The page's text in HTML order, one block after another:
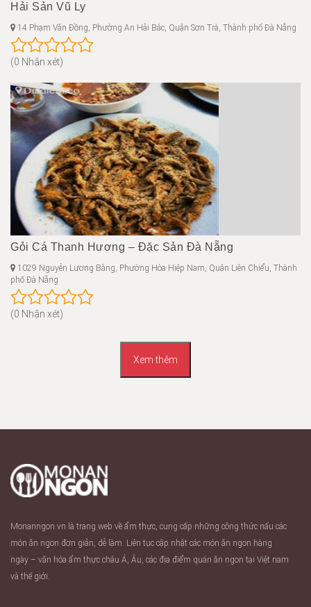
Hải Sản Vũ Ly
14 Phạm Văn Đồng, Phường An Hải Bắc, Quận Sơn Trà, Thành phố Đà Nẵng
(0 Nhận xét)
Gỏi Cá Thanh Hương – Đặc Sản Đà Nẵng
1029 Nguyễn Lương Bằng, Phường Hòa Hiệp Nam, Quận Liên Chiểu, Thành
phố Đà Nẵng
(0 Nhận xét)
Xem thêm
Monanngon.vn là trang web về ẩm thực, cung cấp những công thức nấu các
món ăn ngon đơn giản, dễ làm. Liên tục cập nhật các món ăn ngon hàng
ngày – văn hóa ẩm thực châu Á, Âu, các địa điểm quán ăn ngon tại Việt nam
và thế giới.